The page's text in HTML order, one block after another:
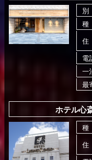
電
一
最
ホテル心